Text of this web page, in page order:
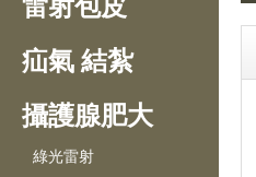
雷射包皮
疝氣 結紮
攝護腺肥大
綠光雷射